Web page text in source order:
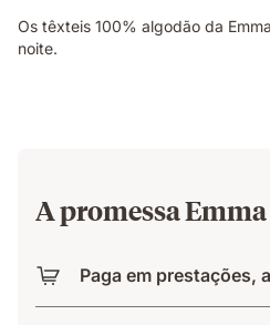
Os têxteis 100% algodão da
noite.
A promessa Emma
Paga em prestações,